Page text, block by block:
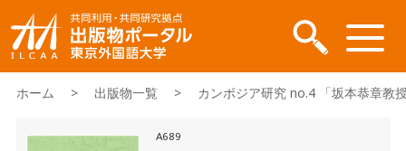
ホーム > 出版物一覧 > カンボジア研究 no.4 「坂本恭章教
A689